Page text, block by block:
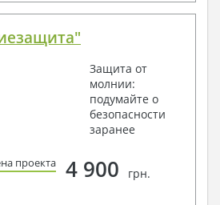
Защита от
молнии:
подумайте о
безопасности
заранее
проекта 4 900 грн.